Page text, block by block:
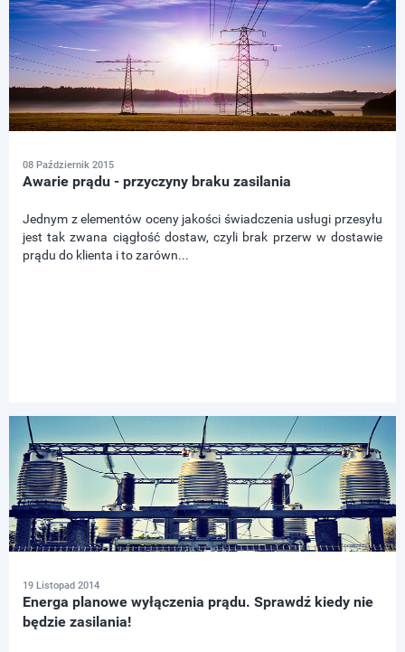
08 Październik 2015
Awarie prądu - przyczyny braku zasilania
Jednym z elementów oceny jakości świadczenia usługi przesyłu
jest tak zwana ciągłość dostaw, czyli brak przerw w dostawie
prądu do klienta i to zarówn...
19 Listopad 2014
Energa planowe wyłączenia prądu. Sprawdź kiedy nie
będzie zasilania!